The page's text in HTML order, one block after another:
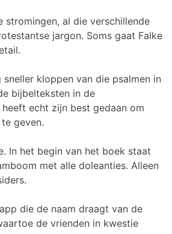
stromingen, al die verschillende
jargon. Soms gaat Falke
kloppen van die psalmen in
bijbelteksten in de
echt zijn best gedaan om
geven.
In het begin van het boek staat
met alle doleanties. Alleen
die de naam draagt van de
de vrienden in kwestie